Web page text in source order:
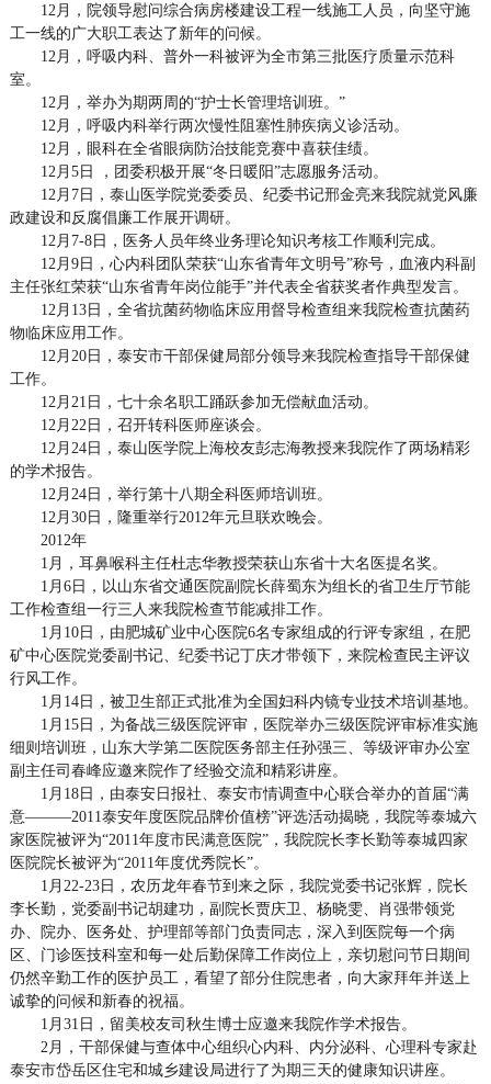
12月，院领导慰问综合病房楼建设工程一线施工人员，向坚守施
工一线的广大职工表达了新年的问候。
12月，呼吸内科、普外一科被评为全市第三批医疗质量示范科
室。
12月，举办为期两周的“护士长管理培训班。”
12月，呼吸内科举行两次慢性阻塞性肺疾病义诊活动。
12月，眼科在全省眼病防治技能竞赛中喜获佳绩。
12月5日 ，团委积极开展“冬日暖阳”志愿服务活动。
12月7日，泰山医学院党委委员、纪委书记邢金亮来我院就党风廉
政建设和反腐倡廉工作展开调研。
12月7-8日，医务人员年终业务理论知识考核工作顺利完成。
12月9日，心内科团队荣获“山东省青年文明号”称号，血液内科副
主任张红荣获“山东省青年岗位能手”并代表全省获奖者作典型发言。
12月13日，全省抗菌药物临床应用督导检查组来我院检查抗菌药
物临床应用工作。
12月20日，泰安市干部保健局部分领导来我院检查指导干部保健
工作。
12月21日，七十余名职工踊跃参加无偿献血活动。
12月22日，召开转科医师座谈会。
12月24日，泰山医学院上海校友彭志海教授来我院作了两场精彩
的学术报告。
12月24日，举行第十八期全科医师培训班。
12月30日，隆重举行2012年元旦联欢晚会。
2012年
1月，耳鼻喉科主任杜志华教授荣获山东省十大名医提名奖。
1月6日，以山东省交通医院副院长薛蜀东为组长的省卫生厅节能
工作检查组一行三人来我院检查节能减排工作。
1月10日，由肥城矿业中心医院6名专家组成的行评专家组，在肥
矿中心医院党委副书记、纪委书记丁庆才带领下，来院检查民主评议
行风工作。
1月14日，被卫生部正式批准为全国妇科内镜专业技术培训基地。
1月15日，为备战三级医院评审，医院举办三级医院评审标准实施
细则培训班，山东大学第二医院医务部主任孙强三、等级评审办公室
副主任司春峰应邀来院作了经验交流和精彩讲座。
1月18日，由泰安日报社、泰安市情调查中心联合举办的首届“满
意———2011泰安年度医院品牌价值榜”评选活动揭晓，我院等泰城六
家医院被评为“2011年度市民满意医院”，我院院长李长勤等泰城四家
医院院长被评为“2011年度优秀院长”。
1月22-23日，农历龙年春节到来之际，我院党委书记张辉，院长
李长勤，党委副书记胡建功，副院长贾庆卫、杨晓雯、肖强带领党
办、院办、医务处、护理部等部门负责同志，深入到医院每一个病
区、门诊医技科室和每一处后勤保障工作岗位上，亲切慰问节日期间
仍然辛勤工作的医护员工，看望了部分住院患者，向大家拜年并送上
诚挚的问候和新春的祝福。
1月31日，留美校友司秋生博士应邀来我院作学术报告。
2月，干部保健与查体中心组织心内科、内分泌科、心理科专家赴
泰安市岱岳区住宅和城乡建设局进行了为期三天的健康知识讲座。